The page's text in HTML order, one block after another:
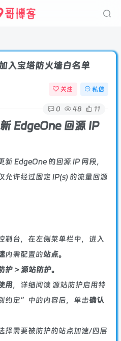
入宝塔防火墙白名单
关注 私信
0 48 11
EdgeOne 回源 IP
EdgeOne 的回源 IP 网段，
允许经过固定 IP(s) 的流量回源
制台，在左侧菜单栏中，进入
内需配置的站点。
护 > 源站防护。
用，详细阅读 源站防护启用特
约定”中的内容后，单击确认
择需要被防护的站点加速/四层